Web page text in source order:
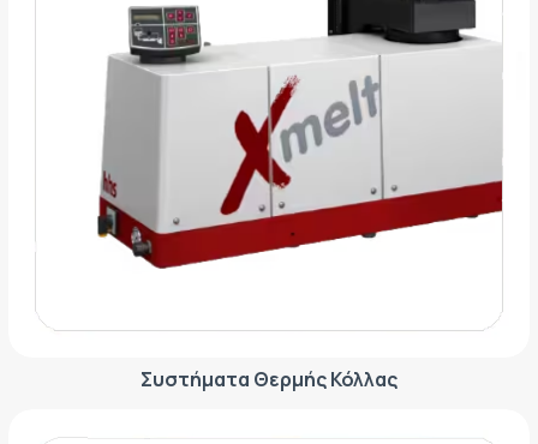
Συστήματα Θερμής Κόλλας